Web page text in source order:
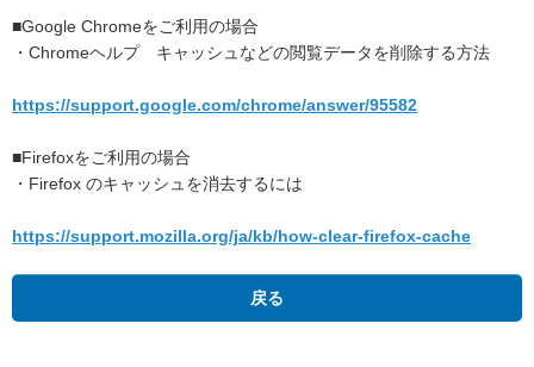
■Google Chromeをご利用の場合
・Chromeヘルプ キャッシュなどの閲覧データを削除する方法
https://support.google.com/chrome/answer/95582
■Firefoxをご利用の場合
・Firefox のキャッシュを消去するには
https://support.mozilla.org/ja/kb/how-clear-firefox-cache
戻る